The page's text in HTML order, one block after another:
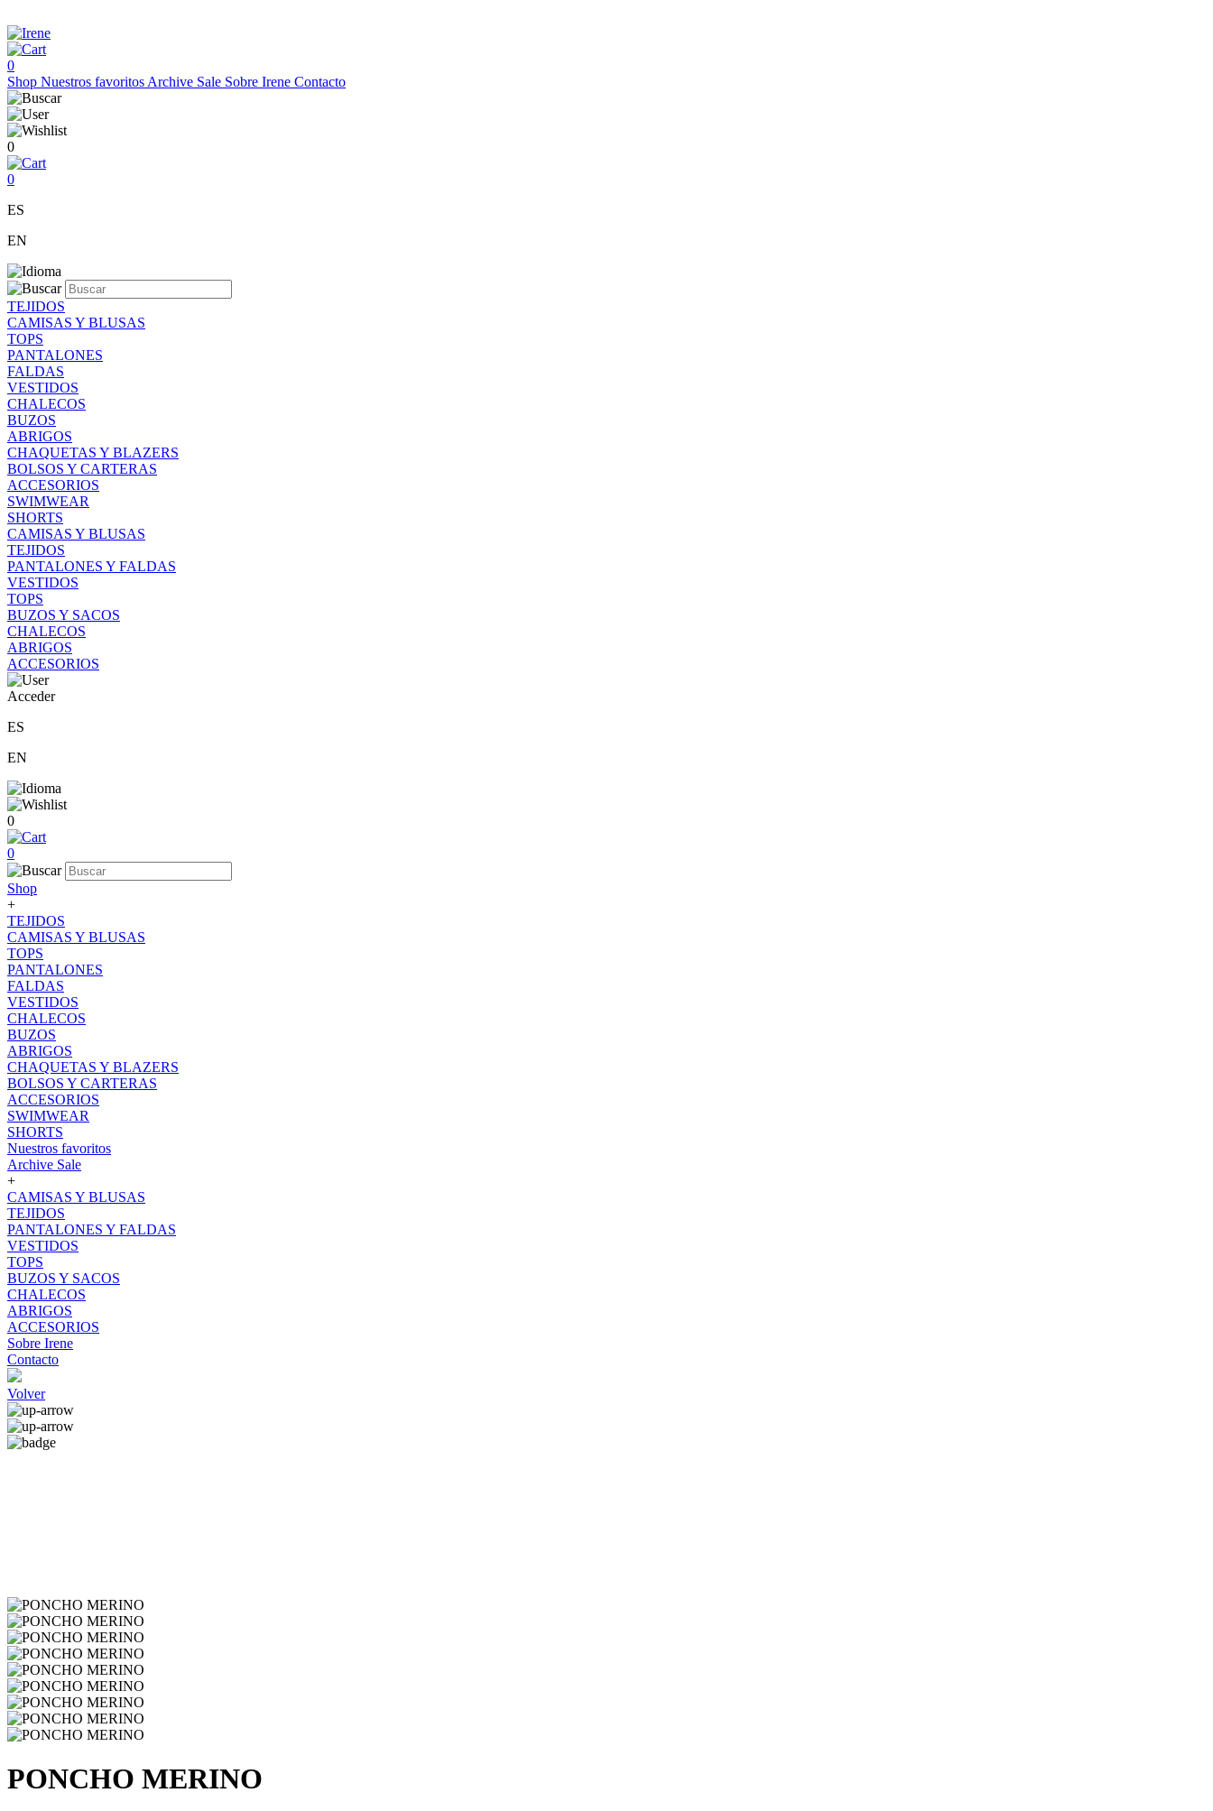
0
Shop Nuestros favoritos Archive Sale Sobre Irene Contacto
0
0
ES
EN
TEJIDOS
CAMISAS Y BLUSAS
TOPS
PANTALONES
FALDAS
VESTIDOS
CHALECOS
BUZOS
ABRIGOS
CHAQUETAS Y BLAZERS
BOLSOS Y CARTERAS
ACCESORIOS
SWIMWEAR
SHORTS
CAMISAS Y BLUSAS
TEJIDOS
PANTALONES Y FALDAS
VESTIDOS
TOPS
BUZOS Y SACOS
CHALECOS
ABRIGOS
ACCESORIOS
Acceder
ES
EN
0
0
Shop
+
TEJIDOS
CAMISAS Y BLUSAS
TOPS
PANTALONES
FALDAS
VESTIDOS
CHALECOS
BUZOS
ABRIGOS
CHAQUETAS Y BLAZERS
BOLSOS Y CARTERAS
ACCESORIOS
SWIMWEAR
SHORTS
Nuestros favoritos
Archive Sale
+
CAMISAS Y BLUSAS
TEJIDOS
PANTALONES Y FALDAS
VESTIDOS
TOPS
BUZOS Y SACOS
CHALECOS
ABRIGOS
ACCESORIOS
Sobre Irene
Contacto
Volver
PONCHO MERINO